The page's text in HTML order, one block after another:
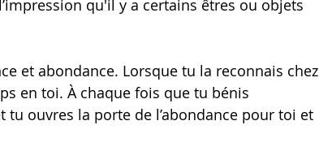
qu'il y a certains êtres ou objets
et abondance. Lorsque tu la reconnais chez
en toi. À chaque fois que tu bénis
ouvres la porte de l’abondance pour toi et